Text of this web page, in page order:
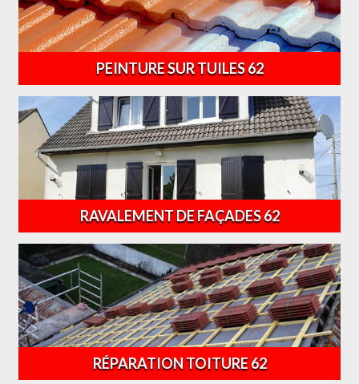
PEINTURE SUR TUILES 62
RAVALEMENT DE FAÇADES 62
RÉPARATION TOITURE 62